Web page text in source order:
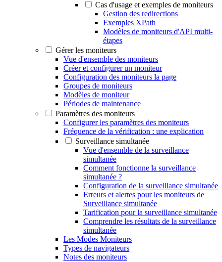
Cas d'usage et exemples de moniteurs
Gestion des redirections
Exemples XPath
Modèles de moniteurs d'API multi-
étapes
Gérer les moniteurs
Vue d'ensemble des moniteurs
Créer et configurer un moniteur
Configuration des moniteurs la page
Groupes de moniteurs
Modèles de moniteur
Périodes de maintenance
Paramètres des moniteurs
Configurer les paramètres des moniteurs
Fréquence de la vérification : une explication
Surveillance simultanée
Vue d'ensemble de la surveillance
simultanée
Comment fonctionne la surveillance
simultanée ?
Configuration de la surveillance simultanée
Erreurs et alertes pour les moniteurs de
Surveillance simultanée
Tarification pour la surveillance simultanée
Comprendre les résultats de la surveillance
simultanée
Les Modes Moniteurs
Types de navigateurs
Notes des moniteurs